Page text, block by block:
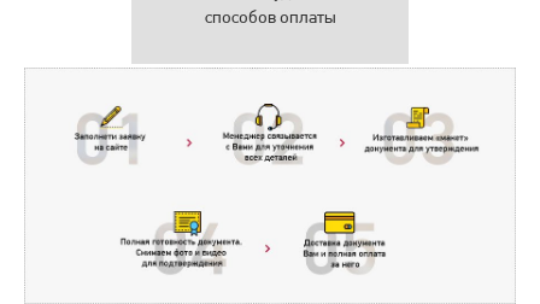
способов оплаты